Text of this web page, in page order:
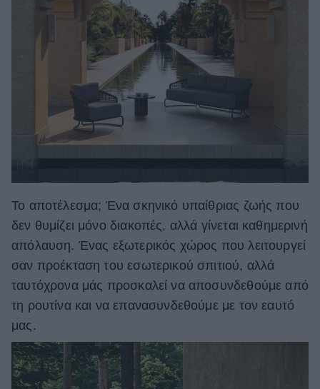
Το αποτέλεσμα; Ένα σκηνικό υπαίθριας ζωής που
δεν θυμίζει μόνο διακοπές, αλλά γίνεται καθημερινή
απόλαυση. Ένας εξωτερικός χώρος που λειτουργεί
σαν προέκταση του εσωτερικού σπιτιού, αλλά
ταυτόχρονα μάς προσκαλεί να αποσυνδεθούμε από
τη ρουτίνα και να επανασυνδεθούμε με τον εαυτό
μας.